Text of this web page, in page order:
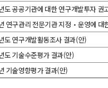
도 공공기관에 대한 연구개발투자 권
연구관리 전문기관 지정‧운영에
도 연구개발활동조사 결과(안)
도 기술수준평가 결과(안)
기술영향평가 결과(안)